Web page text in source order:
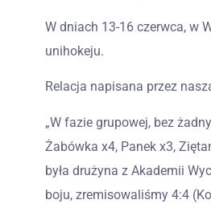
W dniach 13-16 czerwca, w
unihokeju.
Relacja napisana przez
„W fazie grupowej, bez
Żabówka x4, Panek x3,
była drużyna z Akademii
boju, zremisowaliśmy 4:4